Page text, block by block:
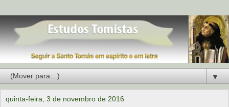
▼
quinta-feira, 3 de novembro de 2016